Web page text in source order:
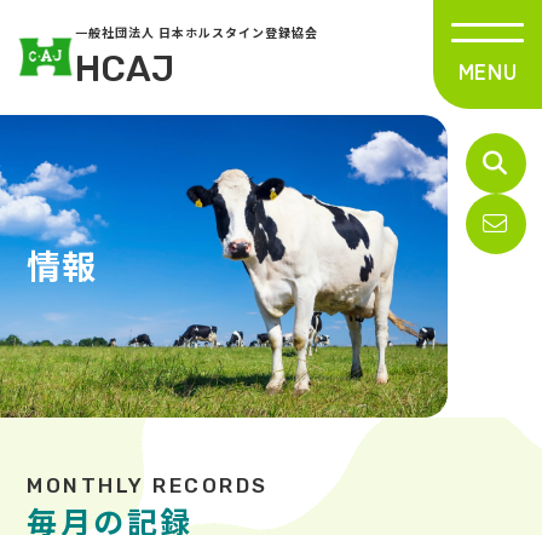
一般社団法人 日本ホルスタイン登録協会
HCAJ
情報
毎月の記録